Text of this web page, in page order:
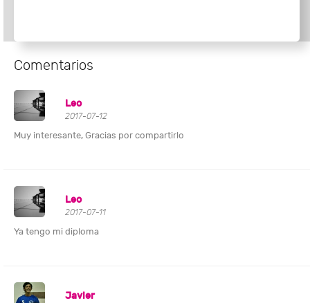
Comentarios
Leo
2017-07-12
Muy interesante, Gracias por compartirlo
Leo
2017-07-11
Ya tengo mi diploma
Javier